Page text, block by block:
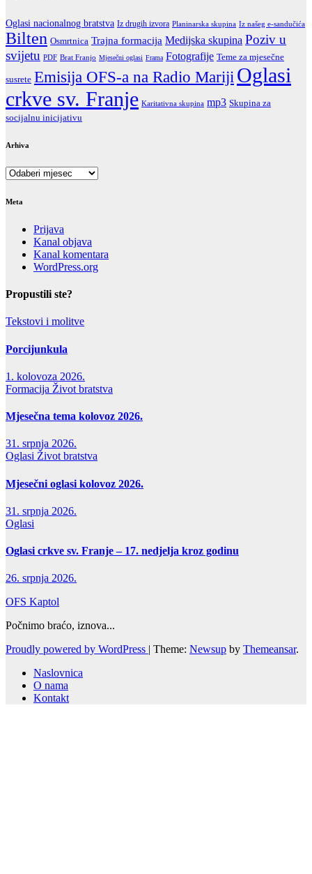
Oglasi nacionalnog bratstva Iz drugih izvora Planinarska skupina Iz našeg e-sandučića
Bilten Osmrtnica Trajna formacija Medijska skupina Poziv u
svijetu PDF Brat Franjo Mjesečni oglasi Frama Fotografije Teme za mjesečne
susrete Emisija OFS-a na Radio Mariji Oglasi
crkve sv. Franje Karitativna skupina mp3 Skupina za
socijalnu inicijativu
Arhiva
Arhiva
Meta
Prijava
Kanal objava
Kanal komentara
WordPress.org
Propustili ste?
Tekstovi i molitve
Porcijunkula
1. kolovoza 2026.
Formacija Život bratstva
Mjesečna tema kolovoz 2026.
31. srpnja 2026.
Oglasi Život bratstva
Mjesečni oglasi kolovoz 2026.
31. srpnja 2026.
Oglasi
Oglasi crkve sv. Franje – 17. nedjelja kroz godinu
26. srpnja 2026.
OFS Kaptol
Počnimo braćo, iznova...
Proudly powered by WordPress | Theme: Newsup by Themeansar.
Naslovnica
O nama
Kontakt